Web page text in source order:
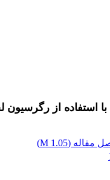
مقاله (1.05 M
)